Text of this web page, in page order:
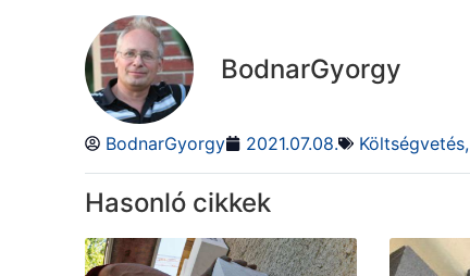
BodnarGyorgy
BodnarGyorgy 2021.07.08. Költségvetés,
Hasonló cikkek